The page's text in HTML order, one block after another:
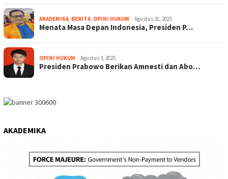
AKADEMIKA, BERITA, OPINI HUKUM Agustus 31, 2025
Menata Masa Depan Indonesia, Presiden P…
OPINI HUKUM Agustus 3, 2025
Presiden Prabowo Berikan Amnesti dan Abo…
AKADEMIKA